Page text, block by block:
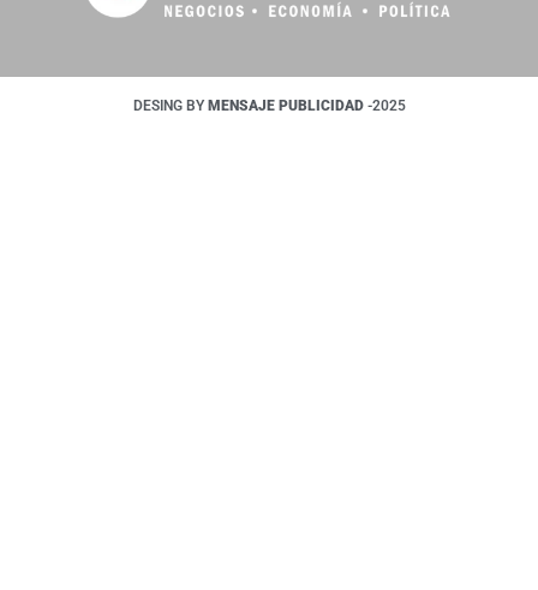
DESING BY MENSAJE PUBLICIDAD -2025